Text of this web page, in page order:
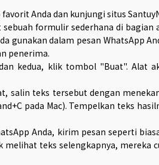
Anda dan kunjungi situs
formulir sederhana di
gunakan dalam pesan WhatsApp
penerima.
kedua, klik tombol "Buat". Alat
salin teks tersebut dengan
pada Mac). Tempelkan teks
Anda, kirim pesan seperti
teks selengkapnya, mereka